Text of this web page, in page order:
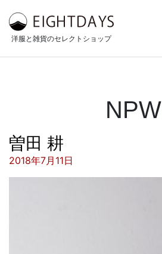
洋服と雑貨のセレクトショップ
NPW
曽田 耕
投稿日:
2018年7月11日